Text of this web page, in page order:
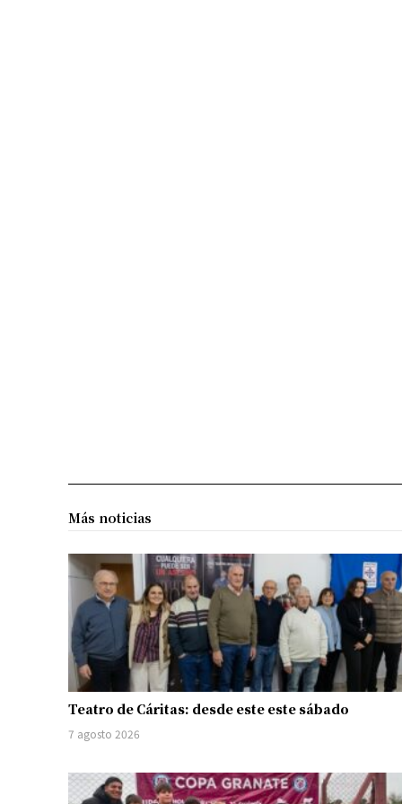
Más noticias
Teatro de Cáritas: desde este este sábado
7 agosto 2026